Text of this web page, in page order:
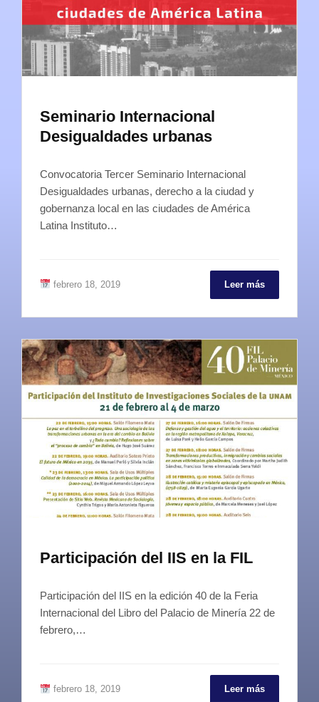
Seminario Internacional
Desigualdades urbanas
Convocatoria Tercer Seminario Internacional
Desigualdades urbanas, derecho a la ciudad y
gobernanza local en las ciudades de América
Latina Instituto…
febrero 18, 2019 Leer más
Participación del IIS en la FIL
Participación del IIS en la edición 40 de la Feria
Internacional del Libro del Palacio de Minería 22 de
febrero,…
febrero 18, 2019 Leer más